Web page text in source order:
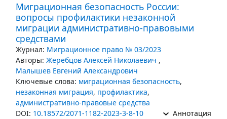
Миграционная безопасность России:
вопросы профилактики незаконной
миграции административно-правовыми
средствами
Журнал: Миграционное право № 03/2023
Авторы: Жеребцов Алексей Николаевич ,
Малышев Евгений Александрович
Ключевые слова: миграционная безопасность,
незаконная миграция, профилактика,
административно-правовые средства
DOI: 10.18572/2071-1182-2023-3-8-10 Аннотация